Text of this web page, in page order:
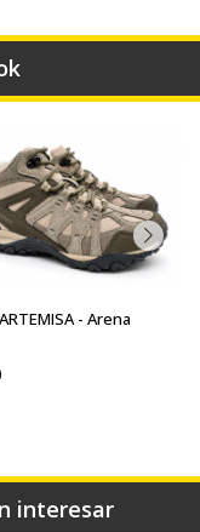
- Arena
interesar